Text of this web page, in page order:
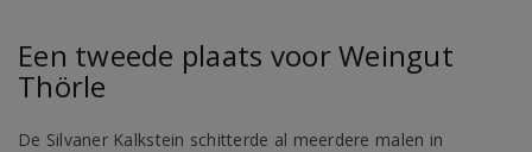
Een tweede plaats voor Weingut
Thörle
De Silvaner Kalkstein schitterde al meerdere malen in